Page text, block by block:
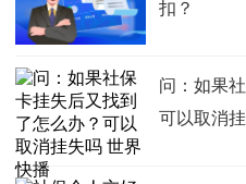
扣？
问：如果
可以取消